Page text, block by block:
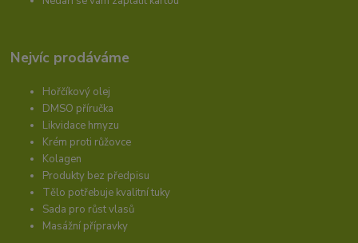
Nejvíc prodáváme
Hořčíkový olej
DMSO příručka
Likvidace hmyzu
Krém proti růžovce
Kolagen
Produkty bez předpisu
Tělo potřebuje kvalitní tuky
Sada pro růst vlasů
Masážní přípravky